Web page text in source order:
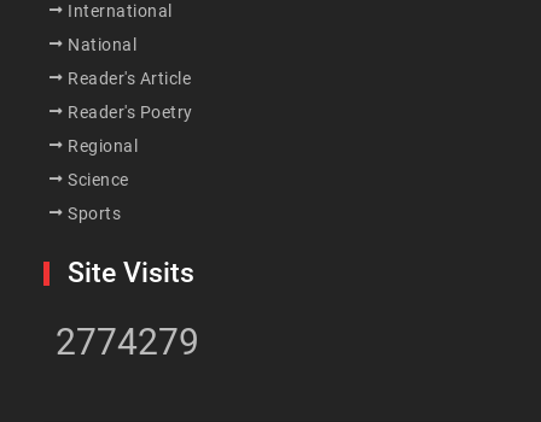
International
National
Reader's Article
Reader's Poetry
Regional
Science
Sports
Site Visits
2774279